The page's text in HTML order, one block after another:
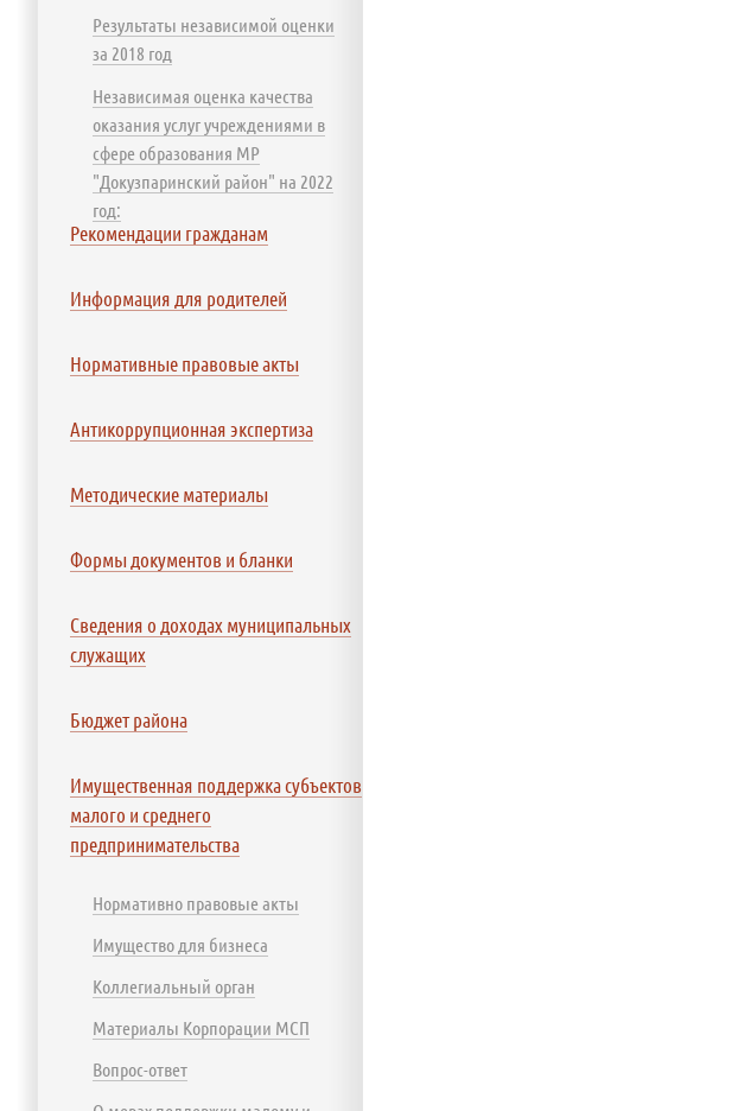
Результаты независимой оценки
за 2018 год
Независимая оценка качества
оказания услуг учреждениями в
сфере образования МР
"Докузпаринский район" на 2022
год:
Рекомендации гражданам
Информация для родителей
Нормативные правовые акты
Антикоррупционная экспертиза
Методические материалы
Формы документов и бланки
Сведения о доходах муниципальных
служащих
Бюджет района
Имущественная поддержка субъектов
малого и среднего
предпринимательства
Нормативно правовые акты
Имущество для бизнеса
Коллегиальный орган
Материалы Корпорации МСП
Вопрос-ответ